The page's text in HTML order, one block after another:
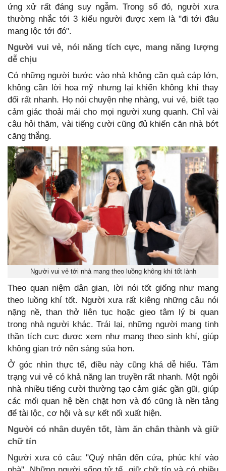
ứng xử rất đáng suy ngẫm. Trong số đó, người xưa
thường nhắc tới 3 kiểu người được xem là "đi tới đâu
mang lộc tới đó".
Người vui vẻ, nói năng tích cực, mang năng lượng
dễ chịu
Có những người bước vào nhà không cần quà cáp lớn,
không cần lời hoa mỹ nhưng lại khiến không khí thay
đổi rất nhanh. Họ nói chuyện nhẹ nhàng, vui vẻ, biết tạo
cảm giác thoải mái cho mọi người xung quanh. Chỉ vài
câu hỏi thăm, vài tiếng cười cũng đủ khiến căn nhà bớt
căng thẳng.
Người vui vẻ tới nhà mang theo luồng không khí tốt lành
Theo quan niệm dân gian, lời nói tốt giống như mang
theo luồng khí tốt. Người xưa rất kiêng những câu nói
nặng nề, than thở liên tục hoặc gieo tâm lý bi quan
trong nhà người khác. Trái lại, những người mang tinh
thần tích cực được xem như mang theo sinh khí, giúp
không gian trở nên sáng sủa hơn.
Ở góc nhìn thực tế, điều này cũng khá dễ hiểu. Tâm
trạng vui vẻ có khả năng lan truyền rất nhanh. Một ngôi
nhà nhiều tiếng cười thường tạo cảm giác gần gũi, giúp
các mối quan hệ bền chặt hơn và đó cũng là nền tảng
để tài lộc, cơ hội và sự kết nối xuất hiện.
Người có nhân duyên tốt, làm ăn chân thành và giữ
chữ tín
Người xưa có câu: "Quý nhân đến cửa, phúc khí vào